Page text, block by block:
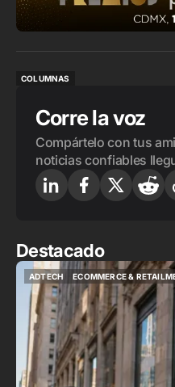
COLUMNAS
Corre la voz
Compártelo con tus
noticias confiables
Destacado
ADTECH
ADTECH
ECOMMERCE &
ECOMMERCE &